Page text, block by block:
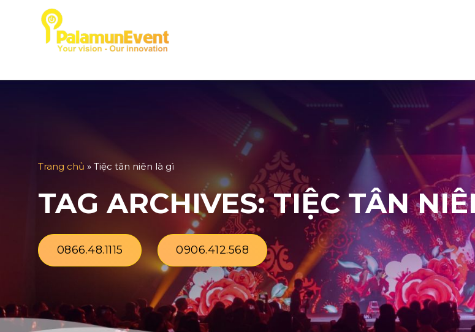
Trang chủ » Tiệc tân niên là gì
TAG ARCHIVES:TIỆC TÂN
0866.48.1115 0906.412.568